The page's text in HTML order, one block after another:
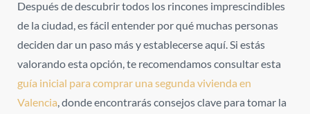
Después de descubrir todos los rincones imprescindibles
de la ciudad, es fácil entender por qué muchas personas
deciden dar un paso más y establecerse aquí. Si estás
valorando esta opción, te recomendamos consultar esta
guía inicial para comprar una segunda vivienda en
Valencia, donde encontrarás consejos clave para tomar la